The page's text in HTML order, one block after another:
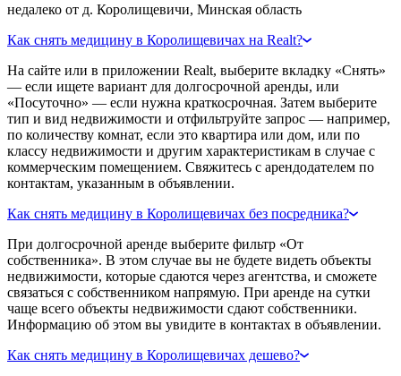
недалеко от д. Королищевичи, Минская область
Как снять медицину в Королищевичах на Realt?
На сайте или в приложении Realt, выберите вкладку «Снять»
— если ищете вариант для долгосрочной аренды, или
«Посуточно» — если нужна краткосрочная. Затем выберите
тип и вид недвижимости и отфильтруйте запрос — например,
по количеству комнат, если это квартира или дом, или по
классу недвижимости и другим характеристикам в случае с
коммерческим помещением. Свяжитесь с арендодателем по
контактам, указанным в объявлении.
Как снять медицину в Королищевичах без посредника?
При долгосрочной аренде выберите фильтр «От
собственника». В этом случае вы не будете видеть объекты
недвижимости, которые сдаются через агентства, и сможете
связаться с собственником напрямую. При аренде на сутки
чаще всего объекты недвижимости сдают собственники.
Информацию об этом вы увидите в контактах в объявлении.
Как снять медицину в Королищевичах дешево?